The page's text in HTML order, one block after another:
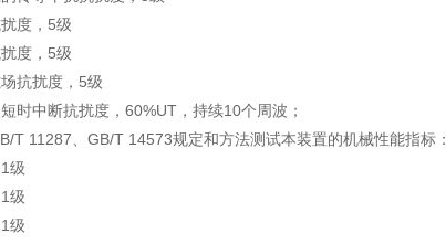
度，5级
度，5级
抗扰度，5级
时中断抗扰度，60%UT，持续10个周波；
T 11287、GB/T 14573规定和方法测试本装置的机械性能指标：
级
级
级